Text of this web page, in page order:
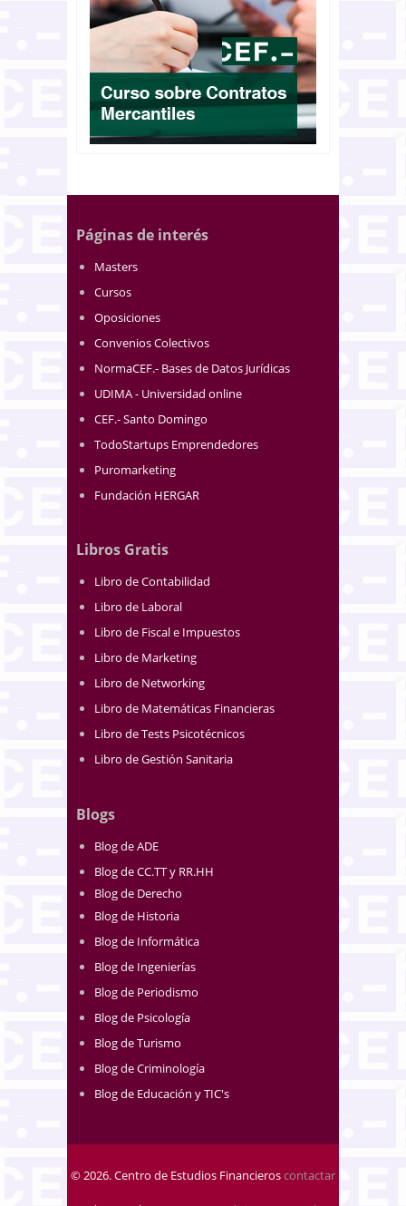
Páginas de interés
Masters
Cursos
Oposiciones
Convenios Colectivos
NormaCEF.- Bases de Datos Jurídicas
UDIMA - Universidad online
CEF.- Santo Domingo
TodoStartups Emprendedores
Puromarketing
Fundación HERGAR
Libros Gratis
Libro de Contabilidad
Libro de Laboral
Libro de Fiscal e Impuestos
Libro de Marketing
Libro de Networking
Libro de Matemáticas Financieras
Libro de Tests Psicotécnicos
Libro de Gestión Sanitaria
Blogs
Blog de ADE
Blog de CC.TT y RR.HH
Blog de Derecho
Blog de Historia
Blog de Informática
Blog de Ingenierías
Blog de Periodismo
Blog de Psicología
Blog de Turismo
Blog de Criminología
Blog de Educación y TIC's
© 2026. Centro de Estudios Financieroscontactar